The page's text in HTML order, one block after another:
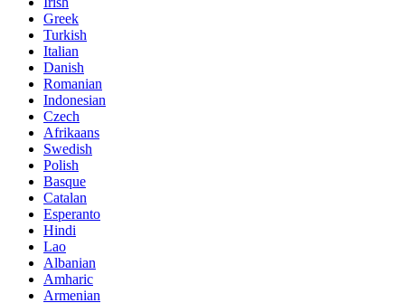
Greek
Turkish
Italian
Danish
Romanian
Indonesian
Czech
Afrikaans
Swedish
Polish
Basque
Catalan
Esperanto
Hindi
Lao
Albanian
Amharic
Armenian